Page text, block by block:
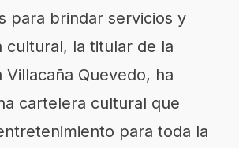
para brindar servicios y
cultural, la titular de la
Villacaña Quevedo, ha
cartelera cultural que
para toda la